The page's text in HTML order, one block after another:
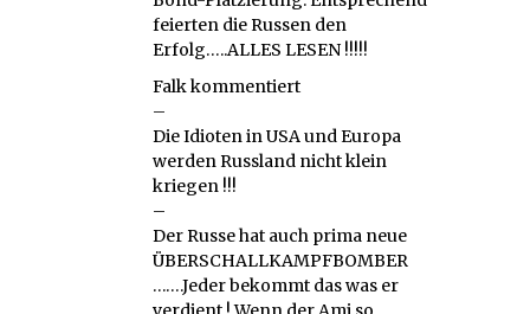
feierten die Russen den
Erfolg…..ALLES LESEN !!!!!
Falk kommentiert
–
Die Idioten in USA und Europa
werden Russland nicht klein
kriegen !!!
–
Der Russe hat auch prima neue
ÜBERSCHALLKAMPFBOMBER
…….Jeder bekommt das was er